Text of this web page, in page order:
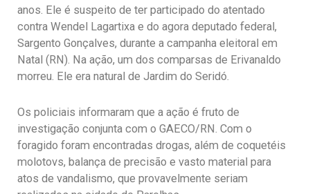
anos. Ele é suspeito de ter participado do atentado
contra Wendel Lagartixa e do agora deputado federal,
Sargento Gonçalves, durante a campanha eleitoral em
Natal (RN). Na ação, um dos comparsas de Erivanaldo
morreu. Ele era natural de Jardim do Seridó.
Os policiais informaram que a ação é fruto de
investigação conjunta com o GAECO/RN. Com o
foragido foram encontradas drogas, além de coquetéis
molotovs, balança de precisão e vasto material para
atos de vandalismo, que provavelmente seriam